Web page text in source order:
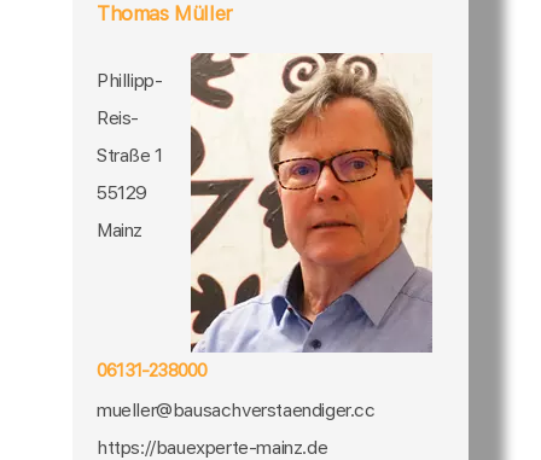
Thomas Müller
Phillipp-
Reis-
Straße 1
55129
Mainz
06131-238000
mueller@bausachverstaendiger.cc
https://bauexperte-mainz.de